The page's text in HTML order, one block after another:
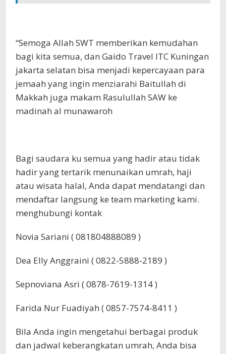
“Semoga Allah SWT memberikan kemudahan
bagi kita semua, dan Gaido Travel ITC Kuningan
jakarta selatan bisa menjadi kepercayaan para
jemaah yang ingin menziarahi Baitullah di
Makkah juga makam Rasulullah SAW ke
madinah al munawaroh
Bagi saudara ku semua yang hadir atau tidak
hadir yang tertarik menunaikan umrah, haji
atau wisata halal, Anda dapat mendatangi dan
mendaftar langsung ke team marketing kami.
menghubungi kontak
Novia Sariani ( 081804888089 )
Dea Elly Anggraini ( 0822-5888-2189 )
Sepnoviana Asri ( 0878-7619-1314 )
Farida Nur Fuadiyah ( 0857-7574-8411 )
Bila Anda ingin mengetahui berbagai produk
dan jadwal keberangkatan umrah, Anda bisa